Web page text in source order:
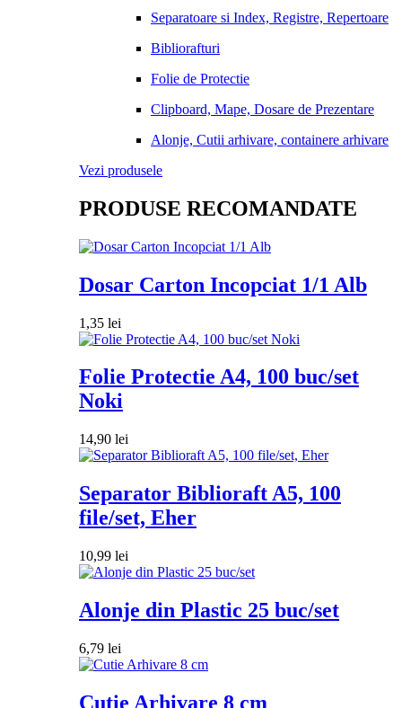
Separatoare si Index, Registre, Repertoare
Bibliorafturi
Folie de Protectie
Clipboard, Mape, Dosare de Prezentare
Alonje, Cutii arhivare, containere arhivare
Vezi produsele
PRODUSE RECOMANDATE
Dosar Carton Incopciat 1/1 Alb
1,35 lei
Folie Protectie A4, 100 buc/set
Noki
14,90 lei
Separator Biblioraft A5, 100
file/set, Eher
10,99 lei
Alonje din Plastic 25 buc/set
6,79 lei
Cutie Arhivare 8 cm